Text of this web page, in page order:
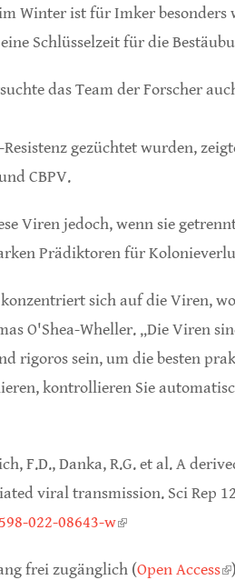
Winter ist für Imker
Schlüsselzeit für die
das Team der Forscher
gezüchtet wurden,
CBPV.
Viren jedoch, wenn sie
Prädiktoren für
sich auf die Viren,
O'Shea-Wheller. „Die Viren
rigoros sein, um die besten
kontrollieren Sie
F.D., Danka, R.G. et al. A
viral transmission. Sci Rep
022-08643-w(link is external)
frei zugänglich (Open Access